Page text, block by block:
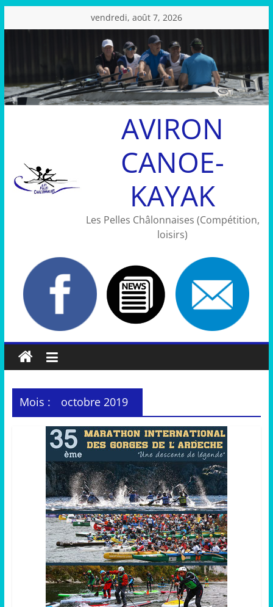
au
vendredi, août 7, 2026
AVIRON
CANOE-
KAYAK
Les Pelles Châlonnaises (Compétition,
loisirs)
Mois : octobre 2019